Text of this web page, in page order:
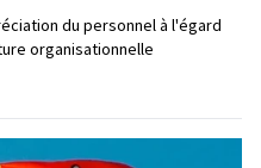
du personnel à l'égard
organisationnelle